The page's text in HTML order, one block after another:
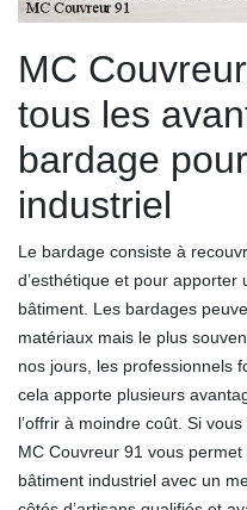
MC
tous les
bardage
industriel
Le bardage consiste à
d’esthétique et pour
bâtiment. Les bardages
matériaux mais le plus
nos jours, les professionnels
cela apporte plusieurs
l’offrir à moindre coût. Si
MC Couvreur 91 vous
bâtiment industriel avec un